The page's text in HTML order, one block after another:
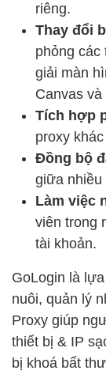
riêng.
Thay đổi
phỏng các
giải màn
Canvas
Tích hợp
proxy
Đồng bộ
giữa nhiều
Làm việc
viên trong
tài khoản.
GoLogin là
nuôi, quản lý
Proxy giúp
thiết bị & IP
bị khoá bất